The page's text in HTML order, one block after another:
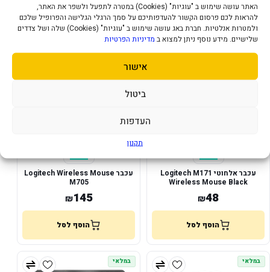
האתר עושה שימוש ב "עוגיות" (Cookies) במטרה לתפעל ולשפר את האתר,
להראות לכם פרסום הקשור להעדפותיכם על סמך הרגלי הגלישה והפרופיל שלכם
ולמטרות אנלטיות. חברת באג עושה שימוש ב "עוגיות" (Cookies) שלה ושל צדדים
שלישיים. מידע נוסף ניתן למצוא ב מדיניות הפרטיות
אישור
ביטול
העדפות
תקנון
הוסף לסל הוסף לסל
במלאי
עכבר אלחוטי Logitech M171
Wireless Mouse Black
₪48
הוסף לסל
במלאי
עכבר Logitech Wireless Mouse
M705
₪145
הוסף לסל
במלאי במלאי